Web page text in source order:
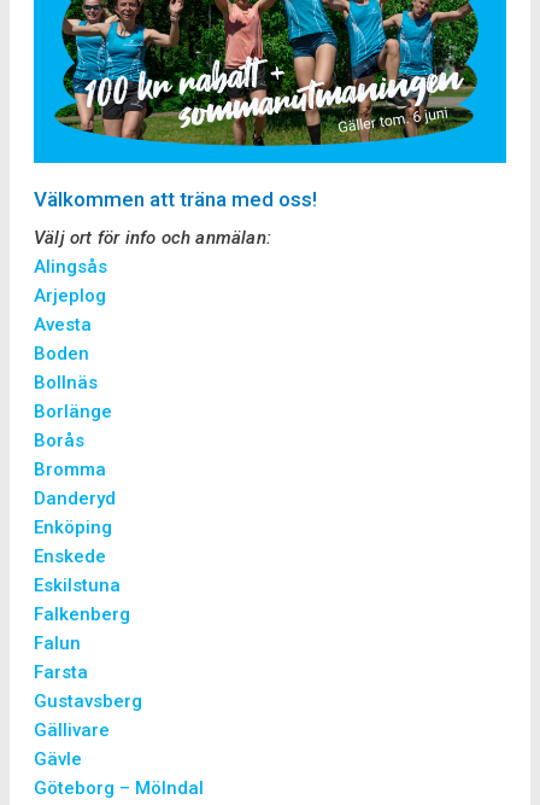
Välkommen att träna med oss!
Välj ort för info och anmälan:
Alingsås
Arjeplog
Avesta
Boden
Bollnäs
Borlänge
Borås
Bromma
Danderyd
Enköping
Enskede
Eskilstuna
Falkenberg
Falun
Farsta
Gustavsberg
Gällivare
Gävle
Göteborg – Mölndal